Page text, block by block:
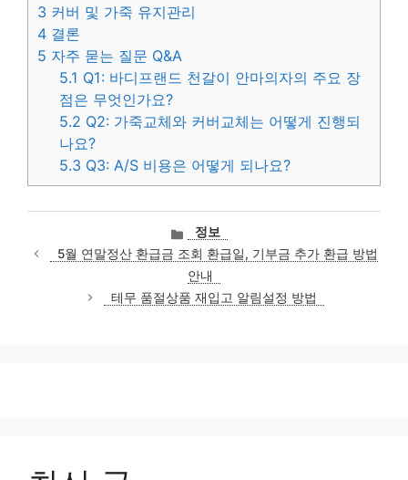
3 커버 및 가죽 유지관리
4 결론
5 자주 묻는 질문 Q&A
5.1 Q1: 바디프랜드 천갈이 안마의자의 주요 장
점은 무엇인가요?
5.2 Q2: 가죽교체와 커버교체는 어떻게 진행되
나요?
5.3 Q3: A/S 비용은 어떻게 되나요?
카
테
고
리
정보
5월 연말정산 환급금 조회 환급일, 기부금 추가 환급 방법
안내
테무 품절상품 재입고 알림설정 방법